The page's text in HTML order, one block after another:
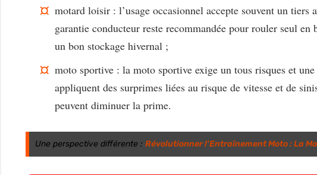
motard loisir : l’usage occasionnel accepte souvent un
garantie conducteur reste recommandée pour rouler seul
un bon stockage hivernal ;
moto sportive : la moto sportive exige un tous risques et
appliquent des surprimes liées au risque de vitesse et de
peuvent diminuer la prime.
Une perspective différente : Révolutionner l’Entraînement Moto : La